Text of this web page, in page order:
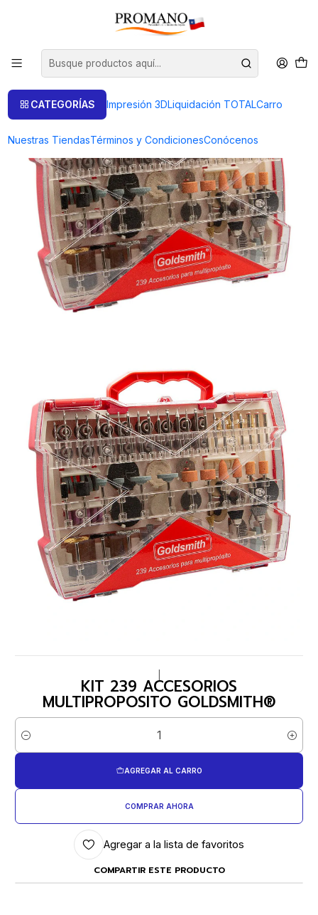
CATEGORÍAS Impresión 3DLiquidación TOTALCarro
Nuestras TiendasTérminos y CondicionesConócenos
Pulido Brillo Accesorios
KIT 239 ACCESORIOS MULTIPROPOSITO GOLDSMITH®
KIT 239 ACCESORIOS
MULTIPROPOSITO GOLDSMITH®
Cantidad
AGREGAR AL CARRO
COMPRAR AHORA
Agregar a la lista de favoritos
COMPARTIR ESTE PRODUCTO